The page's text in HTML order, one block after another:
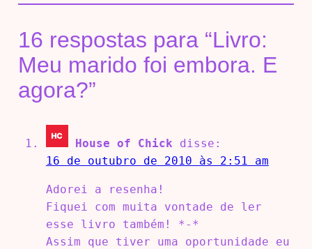
16 respostas para “Livro:
Meu marido foi embora. E
agora?”
House of Chick
disse:
16 de outubro de 2010 às 2:51 am
Adorei a resenha!
Fiquei com muita vontade de ler
esse livro também! *-*
Assim que tiver uma oportunidade eu